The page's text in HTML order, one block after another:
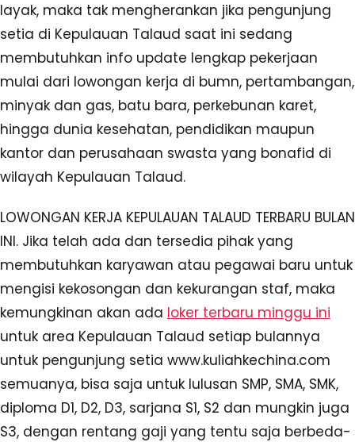
layak, maka tak mengherankan jika pengunjung
setia di Kepulauan Talaud saat ini sedang
membutuhkan info update lengkap pekerjaan
mulai dari lowongan kerja di bumn, pertambangan,
minyak dan gas, batu bara, perkebunan karet,
hingga dunia kesehatan, pendidikan maupun
kantor dan perusahaan swasta yang bonafid di
wilayah Kepulauan Talaud.
LOWONGAN KERJA KEPULAUAN TALAUD TERBARU BULAN
INI. Jika telah ada dan tersedia pihak yang
membutuhkan karyawan atau pegawai baru untuk
mengisi kekosongan dan kekurangan staf, maka
kemungkinan akan ada loker terbaru minggu ini
untuk area Kepulauan Talaud setiap bulannya
untuk pengunjung setia www.kuliahkechina.com
semuanya, bisa saja untuk lulusan SMP, SMA, SMK,
diploma D1, D2, D3, sarjana S1, S2 dan mungkin juga
S3, dengan rentang gaji yang tentu saja berbeda-